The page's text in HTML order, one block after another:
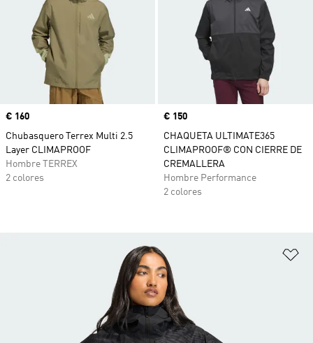
Precio
€ 160
Chubasquero Terrex Multi 2.5
Layer CLIMAPROOF
Hombre TERREX
2 colores
Precio
€ 150
CHAQUETA ULTIMATE365
CLIMAPROOF® CON CIERRE DE
CREMALLERA
Hombre Performance
2 colores